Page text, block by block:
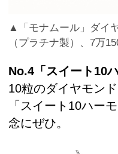
▲「モナムール」ダイ
（プラチナ製）、7万
No.4「スイート10
10粒のダイヤモン
「スイート10ハー
念にぜひ。